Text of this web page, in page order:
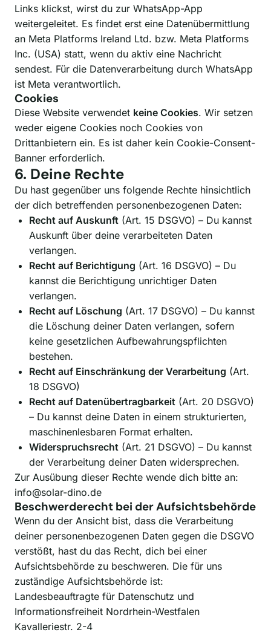
Links klickst, wirst du zur WhatsApp-App
weitergeleitet. Es findet erst eine Datenübermittlung
an Meta Platforms Ireland Ltd. bzw. Meta Platforms
Inc. (USA) statt, wenn du aktiv eine Nachricht
sendest. Für die Datenverarbeitung durch WhatsApp
ist Meta verantwortlich.
Cookies
Diese Website verwendet keine Cookies. Wir setzen
weder eigene Cookies noch Cookies von
Drittanbietern ein. Es ist daher kein Cookie-Consent-
Banner erforderlich.
6. Deine Rechte
Du hast gegenüber uns folgende Rechte hinsichtlich
der dich betreffenden personenbezogenen Daten:
Recht auf Auskunft (Art. 15 DSGVO) – Du kannst
Auskunft über deine verarbeiteten Daten
verlangen.
Recht auf Berichtigung (Art. 16 DSGVO) – Du
kannst die Berichtigung unrichtiger Daten
verlangen.
Recht auf Löschung (Art. 17 DSGVO) – Du kannst
die Löschung deiner Daten verlangen, sofern
keine gesetzlichen Aufbewahrungspflichten
bestehen.
Recht auf Einschränkung der Verarbeitung (Art.
18 DSGVO)
Recht auf Datenübertragbarkeit (Art. 20 DSGVO)
– Du kannst deine Daten in einem strukturierten,
maschinenlesbaren Format erhalten.
Widerspruchsrecht (Art. 21 DSGVO) – Du kannst
der Verarbeitung deiner Daten widersprechen.
Zur Ausübung dieser Rechte wende dich bitte an:
info@solar-dino.de
Beschwerderecht bei der Aufsichtsbehörde
Wenn du der Ansicht bist, dass die Verarbeitung
deiner personenbezogenen Daten gegen die DSGVO
verstößt, hast du das Recht, dich bei einer
Aufsichtsbehörde zu beschweren. Die für uns
zuständige Aufsichtsbehörde ist:
Landesbeauftragte für Datenschutz und
Informationsfreiheit Nordrhein-Westfalen
Kavalleriestr. 2-4